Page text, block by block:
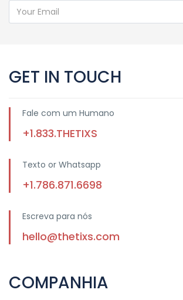
GET IN TOUCH
Fale com um Humano
+1.833.THETIXS
Texto or Whatsapp
+1.786.871.6698
Escreva para nós
hello@thetixs.com
COMPANHIA